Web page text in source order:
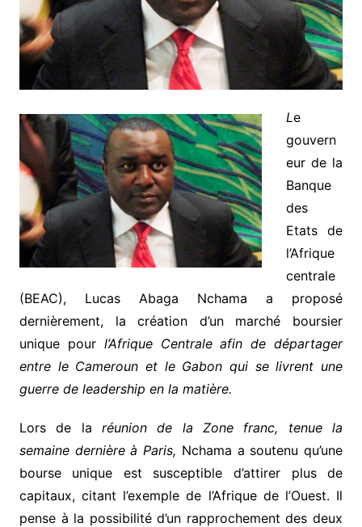
Le
gouvern
eur de la
Banque
des
Etats de
l’Afrique
centrale
(BEAC), Lucas Abaga Nchama a proposé
dernièrement, la création d’un marché boursier
unique pourl’Afrique Centrale afin de départager
entre le Cameroun et le Gabon qui se livrent une
guerre de leadership en la matière.
Lors de la réunion de la Zone franc, tenue la
semaine dernière à Paris, Nchama a soutenu qu’une
bourse unique est susceptible d’attirer plus de
capitaux, citant l’exemple de l’Afrique de l’Ouest. Il
pense à la possibilité d’un rapprochement des deux